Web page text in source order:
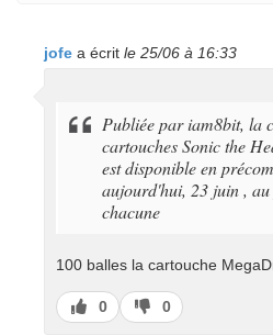
jofe a écrit le 25/06 à 16:33
Publiée par iam8bit, la
cartouches Sonic the
est disponible en
aujourd'hui, 23 juin ,
chacune
100 balles la cartouche
J’aime
0
J’aime
pas
0